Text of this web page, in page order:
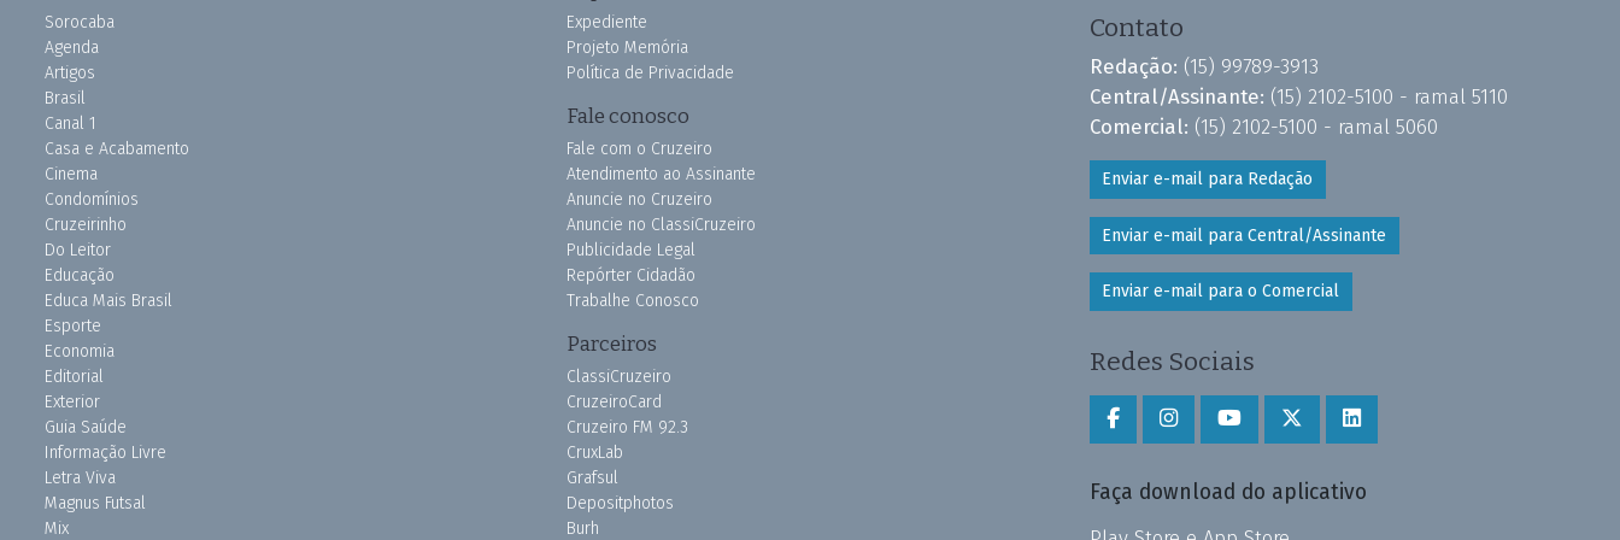
Sorocaba
Agenda
Artigos
Brasil
Canal 1
Casa e Acabamento
Cinema
Condomínios
Cruzeirinho
Do Leitor
Educação
Educa Mais Brasil
Esporte
Economia
Editorial
Exterior
Guia Saúde
Informação Livre
Letra Viva
Magnus Futsal
Mix
Expediente
Projeto Memória
Política de Privacidade
Fale conosco
Fale com o Cruzeiro
Atendimento ao Assinante
Anuncie no Cruzeiro
Anuncie no ClassiCruzeiro
Publicidade Legal
Repórter Cidadão
Trabalhe Conosco
Parceiros
ClassiCruzeiro
CruzeiroCard
Cruzeiro FM 92.3
CruxLab
Grafsul
Depositphotos
Burh
Contato
Redação: (15) 99789-3913
Central/Assinante: (15) 2102-5100 - ramal 5110
Comercial: (15) 2102-5100 - ramal 5060
Enviar e-mail para Redação
Enviar e-mail para Central/Assinante
Enviar e-mail para o Comercial
Redes Sociais
Faça download do aplicativo